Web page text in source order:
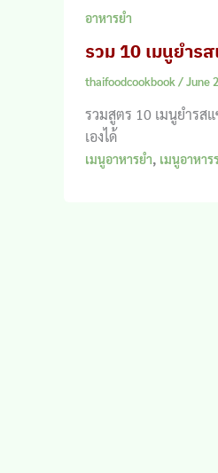
อาหารยำ
รวม 10 เมนูยำร
thaifoodcookbook /June
รวมสูตร 10 เมนูยำร
เองได้
เมนูอาหารยำ, เมนูอาหาร